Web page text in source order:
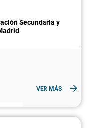
Secundaria y
VER MÁS